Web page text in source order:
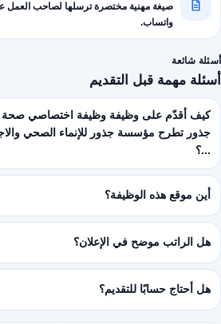
صيغة مهنية مختصرة ترسلها لصاحب العمل
واتساب.
أسئلة شائعة
أسئلة مهمة قبل التقديم
كيف أقدّم على وظيفة وظيفة اختصاصي
جذور تطرح مؤسسة جذور للإنماء الصحي
...؟
أين موقع هذه الوظيفة؟
هل الراتب موضح في الإعلان؟
هل أحتاج حسابًا للتقديم؟